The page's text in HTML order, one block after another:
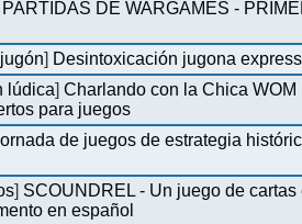
PARTIDAS DE WARGAMES -
] Desintoxicación jugona express
lúdica]Charlando con la Chica WOM
para juegos
de juegos de estrategia
] SCOUNDREL - Un juego de
en español